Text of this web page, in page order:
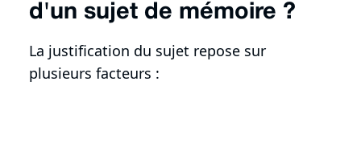
d'un sujet de mémoire ?
La justification du sujet repose sur
plusieurs facteurs :